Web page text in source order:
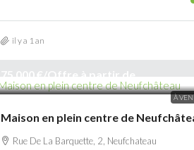
il y a 1 an
À
75 000 €/Offre à partir de
Maison en plein centre de
Rue De La Barquette, 2, Neufchateau